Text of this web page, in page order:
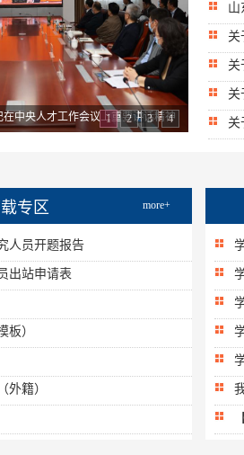
中央人才工作会议上重要讲话精神
1 2 3 4
山
关
关
关
关
载专区 more+
人员开题报告
出站申请表
板）
外籍）